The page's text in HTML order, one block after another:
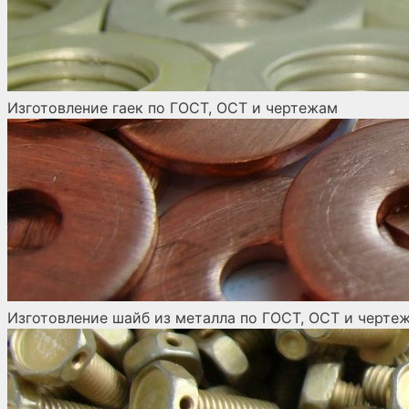
Изготовление гаек по ГОСТ, ОСТ и чертежам
Изготовление шайб из металла по ГОСТ, ОСТ и